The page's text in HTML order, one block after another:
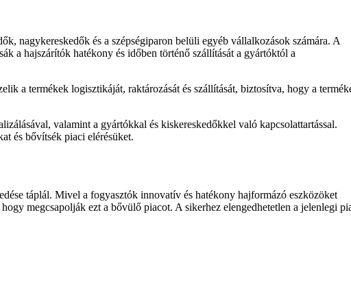
nagykereskedők és a szépségiparon belüli egyéb vállalkozások számára. A
a hajszárítók hatékony és időben történő szállítását a gyártóktól a
a termékek logisztikáját, raktározását és szállítását, biztosítva, hogy a
valamint a gyártókkal és kiskereskedőkkel való kapcsolattartással.
és bővítsék piaci elérésüket.
táplál. Mivel a fogyasztók innovatív és hatékony hajformázó eszközöket
megcsapolják ezt a bővülő piacot. A sikerhez elengedhetetlen a jelenlegi